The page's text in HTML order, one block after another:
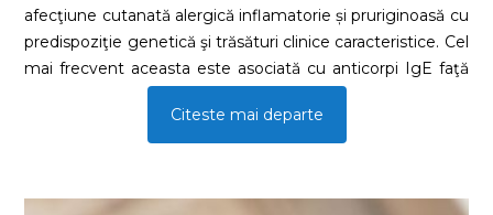
afecţiune cutanată alergică inflamatorie și pruriginoasă cu
predispoziţie genetică şi trăsături clinice caracteristice. Cel
mai frecvent aceasta este asociată cu anticorpi IgE faţă
de aeroalergeni.Deși această definiție cuprinde multe
aspecte ale patogenezei și ale aspectelor clinice ale
afecțiunii, este important să ne reamintim că această
permită punerea unui diagnostic definitiv la interviul inițial
Citeste mai departe